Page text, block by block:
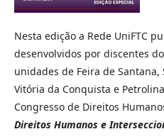
Nesta edição a Rede UniFTC
desenvolvidos por discentes
unidades de Feira de Santana,
Vitória da Conquista e
Congresso de Direitos
Direitos Humanos e